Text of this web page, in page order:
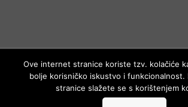
Odvodnja Samobor d.o.o. © 2014 - 2022. Sva
Ove internet stranice koriste tzv. kolačiće
bolje korisničko iskustvo i funkcionalnost.
stranice slažete se s korištenjem